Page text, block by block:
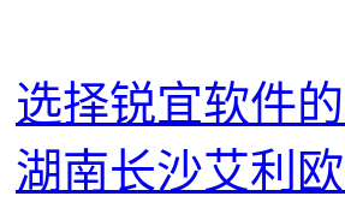
选择锐宜软件
湖南长沙艾利